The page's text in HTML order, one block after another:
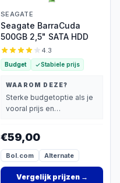
SEAGATE
Seagate BarraCuda
500GB 2,5" SATA HDD
4.3
Budget Stabiele prijs
WAAROM DEZE?
Sterke budgetoptie als je
vooral prijs en
€59,00
Bol.com Alternate
Vergelijk prijzen→